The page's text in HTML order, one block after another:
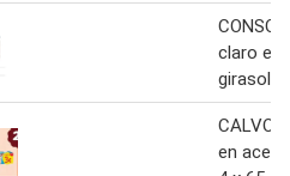
claro en
girasol
CALVO
en